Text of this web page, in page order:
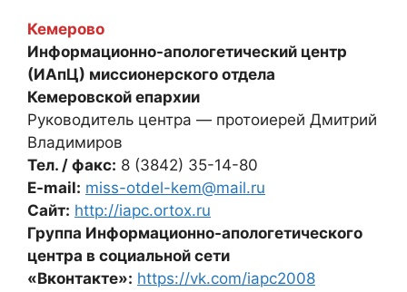
Кемерово
Информационно-апологетический центр
(ИАпЦ) миссионерского отдела
Кемеровской епархии
Руководитель центра — протоиерей Дмитрий
Владимиров
Тел. / факс: 8 (3842) 35-14-80
E-mail: miss-otdel-kem@mail.ru
Сайт: http://iapc.ortox.ru
Группа Информационно-апологетического
центра в социальной сети
«Вконтакте»: https://vk.com/iapc2008